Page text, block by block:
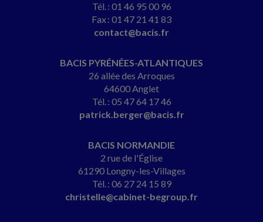
Tél. : 01 46 95 00 96
Fax : 01 47 21 41 83
contact@bacis.fr
BACIS PYRÉNÉES-ATLANTIQUES
26 allée des Arroques
64600 Anglet
Tél. : 05 47 64 17 46
patrick.berger@bacis.fr
BACIS NORMANDIE
2 rue de l'Église
61290 Longny-les-Villages
Tél. : 06 27 24 15 89
christelle@cabinet-begroup.fr